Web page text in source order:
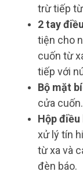
trừ tiếp
2 tay
tiện cho
cuốn từ
tiếp với
Bộ mặt
cửa cuốn.
Hộp
xử lý tín
từ xa và
đèn báo.